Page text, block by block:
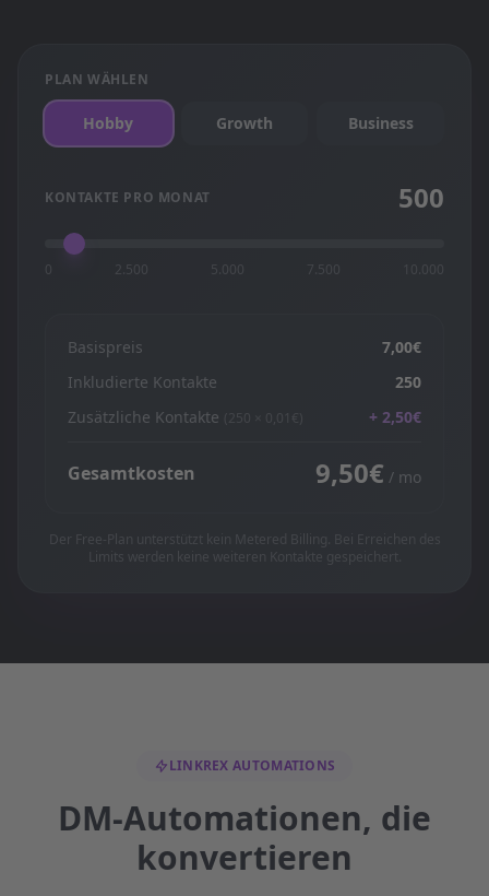
PLAN WÄHLEN
Hobby Growth Business
KONTAKTE PRO MONAT 500
0 2.500 5.000 7.500
Basispreis
7,00€
Inkludierte Kontakte
250
Zusätzliche Kontakte 250 × 0,01€) + 2,50€
Gesamtkosten 9,50€ / mo
Der Free-Plan unterstützt kein Metered Billing. Bei Erreichen des
Limits werden keine weiteren Kontakte gespeichert.
LINKREX AUTOMATIONS
DM-Automationen, die
konvertieren